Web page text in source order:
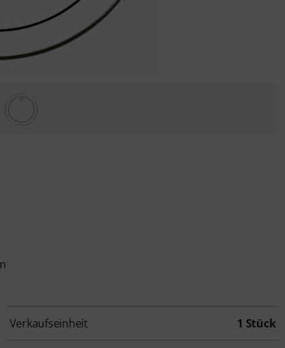
Verkaufseinheit 1 Stück